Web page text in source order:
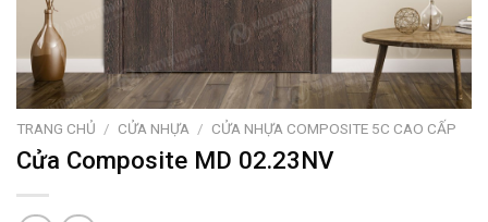
TRANG CHỦ / CỬA NHỰA / CỬA NHỰA COMPOSITE 5C CAO CẤP
Cửa Composite MD 02.23NV